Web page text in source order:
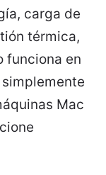
carga de
térmica,
funciona en
Mac